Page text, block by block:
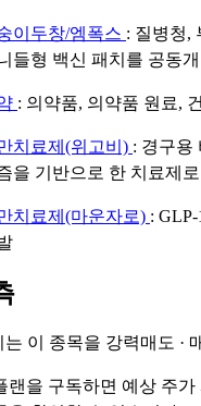
이두창/엠폭스 : 질병청,
들형 백신 패치를 공동
: 의약품, 의약품 원료,
치료제(위고비) : 경구용
을 기반으로 한 치료제
치료제(마운자로) :
이 종목을 강력매도 ·
랜을 구독하면 예상 주